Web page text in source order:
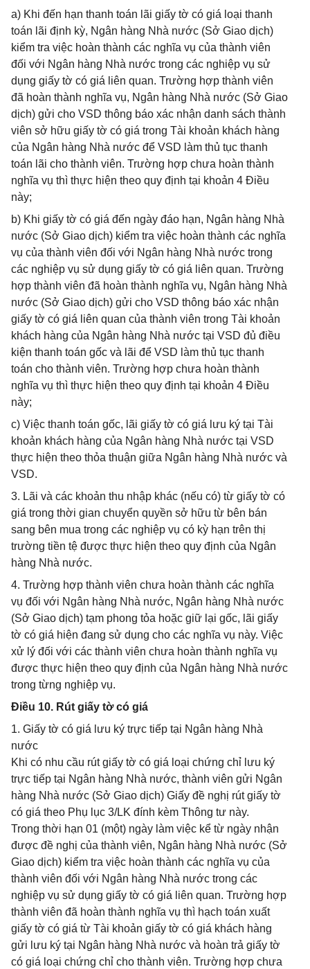
a) Khi đến hạn thanh toán lãi giấy tờ có giá loại thanh
toán lãi định kỳ, Ngân hàng Nhà nước (Sở Giao dịch)
kiểm tra việc hoàn thành các nghĩa vụ của thành viên
đối với Ngân hàng Nhà nước trong các nghiệp vụ sử
dụng giấy tờ có giá liên quan. Trường hợp thành viên
đã hoàn thành nghĩa vụ, Ngân hàng Nhà nước (Sở Giao
dịch) gửi cho VSD thông báo xác nhận danh sách thành
viên sở hữu giấy tờ có giá trong Tài khoản khách hàng
của Ngân hàng Nhà nước để VSD làm thủ tục thanh
toán lãi cho thành viên. Trường hợp chưa hoàn thành
nghĩa vụ thì thực hiện theo quy định tại khoản 4 Điều
này;
b) Khi giấy tờ có giá đến ngày đáo hạn, Ngân hàng Nhà
nước (Sở Giao dịch) kiểm tra việc hoàn thành các nghĩa
vụ của thành viên đối với Ngân hàng Nhà nước trong
các nghiệp vụ sử dụng giấy tờ có giá liên quan. Trường
hợp thành viên đã hoàn thành nghĩa vụ, Ngân hàng Nhà
nước (Sở Giao dịch) gửi cho VSD thông báo xác nhận
giấy tờ có giá liên quan của thành viên trong Tài khoản
khách hàng của Ngân hàng Nhà nước tại VSD đủ điều
kiện thanh toán gốc và lãi để VSD làm thủ tục thanh
toán cho thành viên. Trường hợp chưa hoàn thành
nghĩa vụ thì thực hiện theo quy định tại khoản 4 Điều
này;
c) Việc thanh toán gốc, lãi giấy tờ có giá lưu ký tại Tài
khoản khách hàng của Ngân hàng Nhà nước tại VSD
thực hiện theo thỏa thuận giữa Ngân hàng Nhà nước và
VSD.
3. Lãi và các khoản thu nhập khác (nếu có) từ giấy tờ có
giá trong thời gian chuyển quyền sở hữu từ bên bán
sang bên mua trong các nghiệp vụ có kỳ hạn trên thị
trường tiền tệ được thực hiện theo quy định của Ngân
hàng Nhà nước.
4. Trường hợp thành viên chưa hoàn thành các nghĩa
vụ đối với Ngân hàng Nhà nước, Ngân hàng Nhà nước
(Sở Giao dịch) tạm phong tỏa hoặc giữ lại gốc, lãi giấy
tờ có giá hiện đang sử dụng cho các nghĩa vụ này. Việc
xử lý đối với các thành viên chưa hoàn thành nghĩa vụ
được thực hiện theo quy định của Ngân hàng Nhà nước
trong từng nghiệp vụ.
Điều 10. Rút giấy tờ có giá
1. Giấy tờ có giá lưu ký trực tiếp tại Ngân hàng Nhà
nước
Khi có nhu cầu rút giấy tờ có giá loại chứng chỉ lưu ký
trực tiếp tại Ngân hàng Nhà nước, thành viên gửi Ngân
hàng Nhà nước (Sở Giao dịch) Giấy đề nghị rút giấy tờ
có giá theo Phụ lục 3/LK đính kèm Thông tư này.
Trong thời hạn 01 (một) ngày làm việc kể từ ngày nhận
được đề nghị của thành viên, Ngân hàng Nhà nước (Sở
Giao dịch) kiểm tra việc hoàn thành các nghĩa vụ của
thành viên đối với Ngân hàng Nhà nước trong các
nghiệp vụ sử dụng giấy tờ có giá liên quan. Trường hợp
thành viên đã hoàn thành nghĩa vụ thì hạch toán xuất
giấy tờ có giá từ Tài khoản giấy tờ có giá khách hàng
gửi lưu ký tại Ngân hàng Nhà nước và hoàn trả giấy tờ
có giá loại chứng chỉ cho thành viên. Trường hợp chưa